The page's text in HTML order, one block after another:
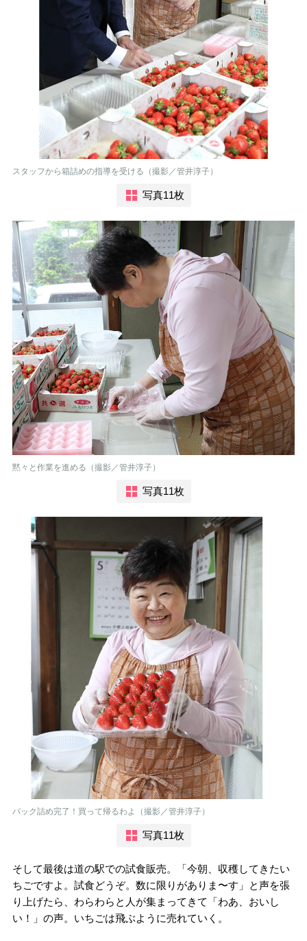
スタッフから箱詰めの指導を受ける（撮影／管井淳子）
写真11枚
黙々と作業を進める（撮影／管井淳子）
写真11枚
パック詰め完了！買って帰るわよ（撮影／管井淳子）
写真11枚
そして最後は道の駅での試食販売。「今朝、収穫してきたい
ちごですよ。試食どうぞ。数に限りがありま〜す」と声を張
り上げたら、わらわらと人が集まってきて「わあ、おいし
い！」の声。いちごは飛ぶように売れていく。